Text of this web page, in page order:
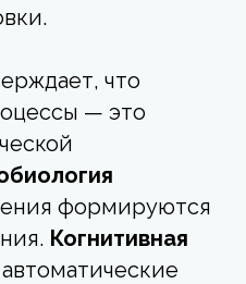
что
— это
формируются
Когнитивная